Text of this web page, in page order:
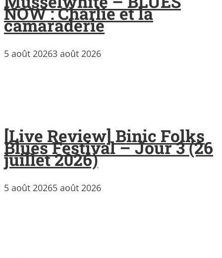
NOW : Charlie et la
camaraderie
5 août 20263 août 2026
[Live Review] Binic Folks
Blues Festival – Jour 3 (26
juillet 2026)
5 août 20265 août 2026